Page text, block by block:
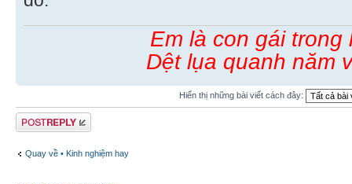
Em là con gái trong
Dệt lụa quanh năm
Hiển thị những bài viết cách đây:
Gửi bài trả lời
Quay về • Kinh nghiệm hay